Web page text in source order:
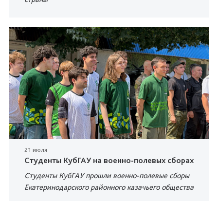
21 июля
Студенты КубГАУ на военно-полевых сборах
Студенты КубГАУ прошли военно-полевые сборы
Екатеринодарского районного казачьего общества